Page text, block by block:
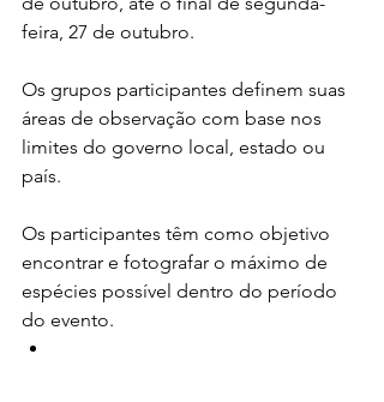
feira, 27 de outubro.
Os grupos participantes definem suas
áreas de observação com base nos
limites do governo local, estado ou
país.
Os participantes têm como objetivo
encontrar e fotografar o máximo de
espécies possível dentro do período
do evento.